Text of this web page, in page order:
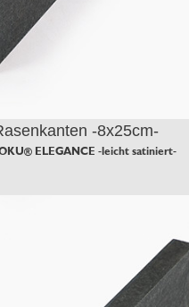
-8x25cm-
ELEGANCE -leicht satiniert-